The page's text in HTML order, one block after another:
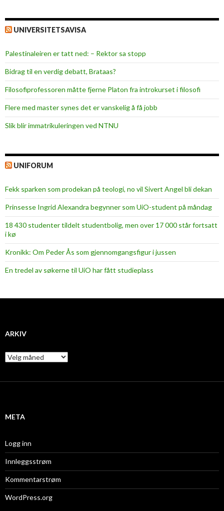
UNIVERSITETSAVISA
Palestinaleiren er tatt ned: – Rektor sa stopp
Bidrag til en verdig debatt, Brataas?
Filosofiprofessoren måtte fjerne Platon fra introkurset i filosofi
Flere med master synes det er vanskelig å få jobb
Slik blir immatrikuleringen ved NTNU
UNIFORUM
Fekk sparken som prodekan på teologi, no vil Sivert Angel bli dekan
Prinsesse Ingrid Alexandra begynner som UiO-student på måndag
18 430 studenter tildelt studentbolig, men over 17 000 står fortsatt
i kø
Kronikk: Om Peder Ås som gjennomgangsfigur i jussen
En tredel av søkerne til UiO har fått studieplass
ARKIV
A
r
i
META
Logg inn
Innleggsstrøm
Kommentarstrøm
WordPress.org